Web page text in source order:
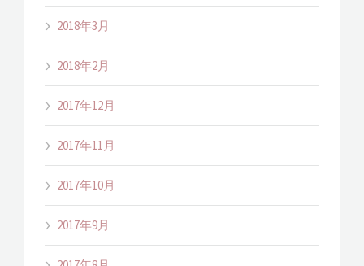
2018年3月
2018年2月
2017年12月
2017年11月
2017年10月
2017年9月